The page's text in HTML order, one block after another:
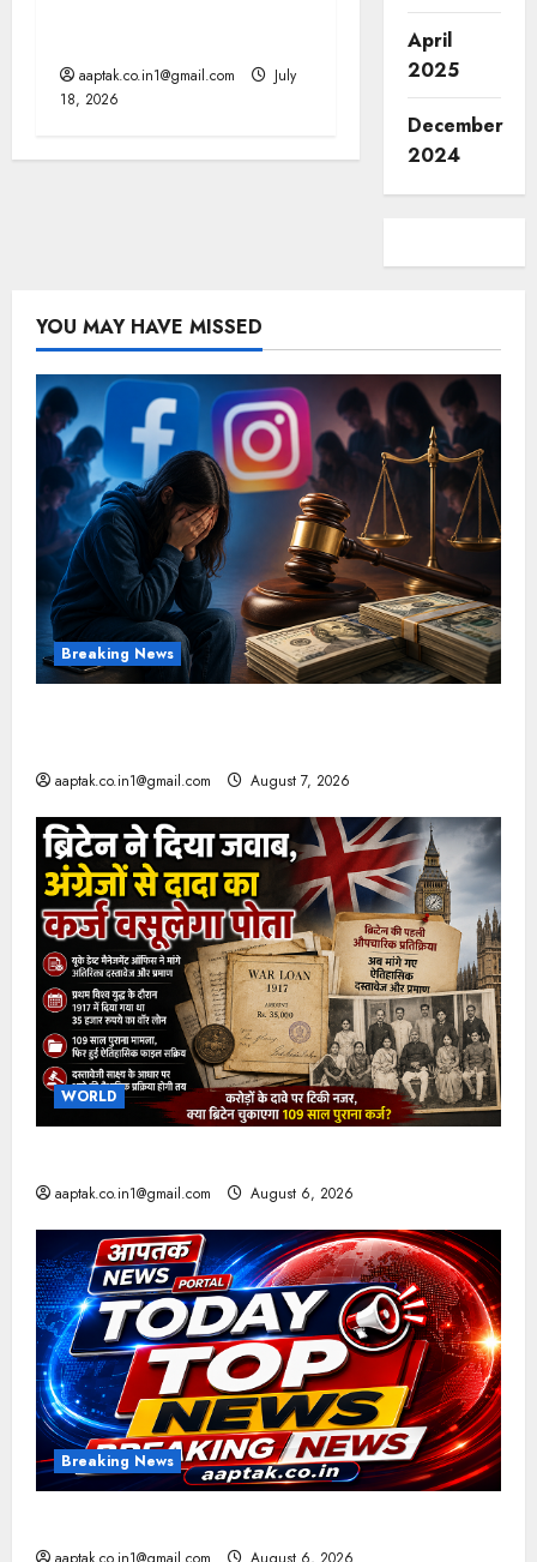
aaptak.co.in1@gmail.com
July
18, 2026
April
2025
December
2024
YOU MAY HAVE MISSED
Breaking News
aaptak.co.in1@gmail.com August 7, 2026
WORLD
aaptak.co.in1@gmail.com August 6, 2026
Breaking News